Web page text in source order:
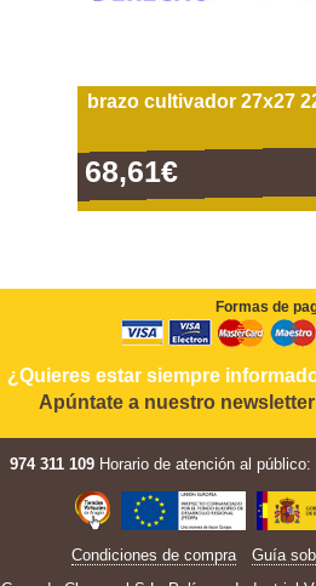
brazo cultivador 27x27
68,61€
Formas de
¿Quieres estar siempre
Apúntate a nuestro newsletter
974 311 109 Horario de atención al
Condiciones de compra Guía